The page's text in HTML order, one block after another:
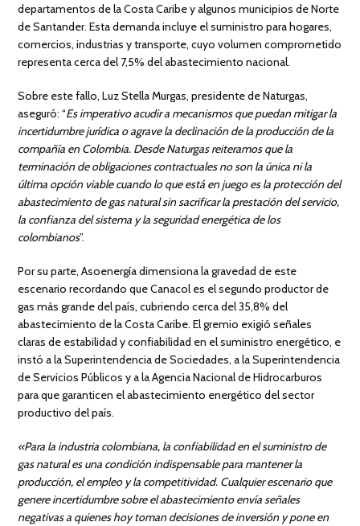
departamentos de la Costa Caribe y algunos municipios de Norte
de Santander. Esta demanda incluye el suministro para hogares,
comercios, industrias y transporte, cuyo volumen comprometido
representa cerca del 7,5% del abastecimiento nacional.
Sobre este fallo, Luz Stella Murgas, presidente de Naturgas,
aseguró: “Es imperativo acudir a mecanismos que puedan mitigar la
incertidumbre jurídica o agrave la declinación de la producción de la
compañía en Colombia. Desde Naturgas reiteramos que la
terminación de obligaciones contractuales no son la única ni la
última opción viable cuando lo que está en juego es la protección del
abastecimiento de gas natural sin sacrificar la prestación del servicio,
la confianza del sistema y la seguridad energética de los
colombianos”.
Por su parte, Asoenergía dimensiona la gravedad de este
escenario recordando que Canacol es el segundo productor de
gas más grande del país, cubriendo cerca del 35,8% del
abastecimiento de la Costa Caribe. El gremio exigió señales
claras de estabilidad y confiabilidad en el suministro energético, e
instó a la Superintendencia de Sociedades, a la Superintendencia
de Servicios Públicos y a la Agencia Nacional de Hidrocarburos
para que garanticen el abastecimiento energético del sector
productivo del país.
«Para la industria colombiana, la confiabilidad en el suministro de
gas natural es una condición indispensable para mantener la
producción, el empleo y la competitividad. Cualquier escenario que
genere incertidumbre sobre el abastecimiento envía señales
negativas a quienes hoy toman decisiones de inversión y pone en